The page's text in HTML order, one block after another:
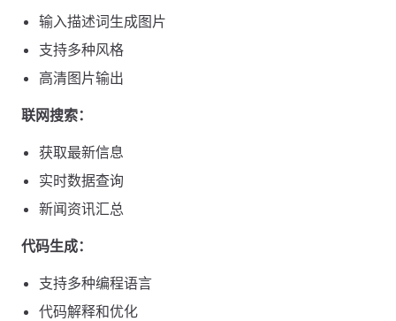
输入描述词生成图片
支持多种风格
高清图片输出
联网搜索：
获取最新信息
实时数据查询
新闻资讯汇总
代码生成：
支持多种编程语言
代码解释和优化